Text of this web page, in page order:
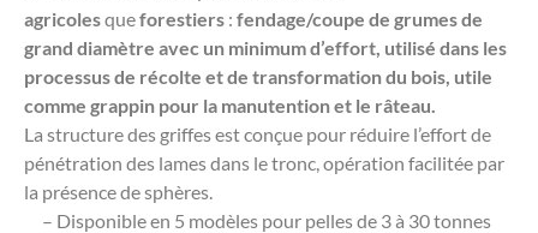
agricolesqueforestiers : fendage/coupe de grumes de
grand diamètre avec un minimum d’effort, utilisé dans les
processus de récolte et de transformation du bois, utile
comme grappin pour la manutention et le râteau.
La structure des griffes est conçue pour réduire l’effort de
pénétration des lames dans le tronc, opération facilitée par
la présence de sphères.
– Disponible en 5 modèles pour pelles de 3 à 30 tonnes